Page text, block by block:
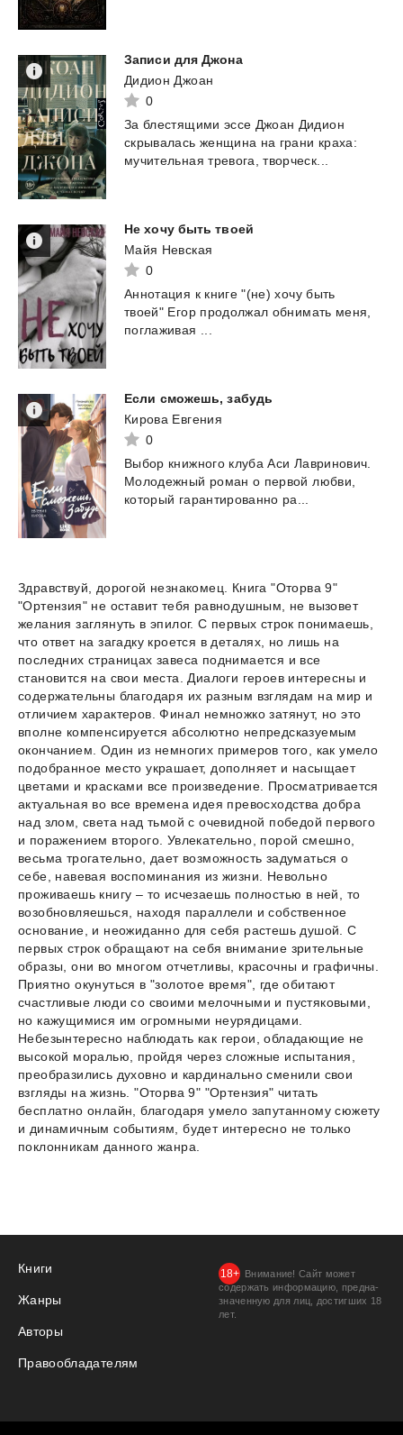
Записи для Джона
Дидион Джоан
0
За блестящими эссе Джоан Дидион
скрывалась женщина на грани краха:
мучительная тревога, творческ...
Не хочу быть твоей
Майя Невская
0
Аннотация к книге "(не) хочу быть
твоей" Егор продолжал обнимать меня,
поглаживая
Если сможешь, забудь
Кирова Евгения
0
Выбор книжного клуба Аси Лавринович.
Молодежный роман о первой любви,
который гарантированно ра...
Здравствуй, дорогой незнакомец. Книга "Оторва 9"
"Ортензия" не оставит тебя равнодушным, не вызовет
желания заглянуть в эпилог. С первых строк понимаешь,
что ответ на загадку кроется в деталях, но лишь на
последних страницах завеса поднимается и все
становится на свои места. Диалоги героев интересны и
содержательны благодаря их разным взглядам на мир и
отличием характеров. Финал немножко затянут, но это
вполне компенсируется абсолютно непредсказуемым
окончанием. Один из немногих примеров того, как умело
подобранное место украшает, дополняет и насыщает
цветами и красками все произведение. Просматривается
актуальная во все времена идея превосходства добра
над злом, света над тьмой с очевидной победой первого
и поражением второго. Увлекательно, порой смешно,
весьма трогательно, дает возможность задуматься о
себе, навевая воспоминания из жизни. Невольно
проживаешь книгу – то исчезаешь полностью в ней, то
возобновляешься, находя параллели и собственное
основание, и неожиданно для себя растешь душой. С
первых строк обращают на себя внимание зрительные
образы, они во многом отчетливы, красочны и графичны.
Приятно окунуться в "золотое время", где обитают
счастливые люди со своими мелочными и пустяковыми,
но кажущимися им огромными неурядицами.
Небезынтересно наблюдать как герои, обладающие не
высокой моралью, пройдя через сложные испытания,
преобразились духовно и кардинально сменили свои
взгляды на жизнь. "Оторва 9" "Ортензия" читать
бесплатно онлайн, благодаря умело запутанному сюжету
и динамичным событиям, будет интересно не только
поклонникам данного жанра.
Книги
Жанры
Авторы
Правообладателям
Внимание! Сайт может
содержать информацию, предна­
значенную для лиц, дости­гших 18
лет.